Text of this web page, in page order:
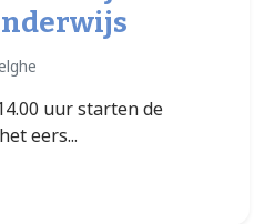
uur starten de
eers...